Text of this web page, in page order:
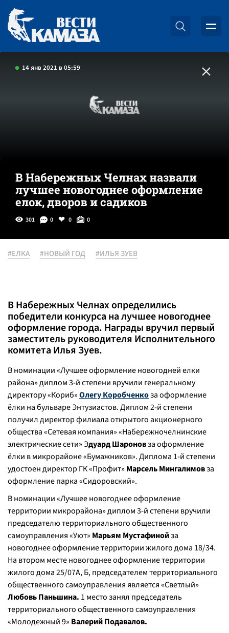
14 янв 2021 в 05:59
В Набережных Челнах назвали
лучшее новогоднее оформление
елок, дворов и садиков
301 0 0 0
#ЕЛКА #НОВЫЙ ГОД #ИЛЬЯ ЗУЕВ
В Набережных Челнах определились
победители конкурса на лучшее новогоднее
оформление города. Награды вручил первый
заместитель руководителя Исполнительного
комитета Илья Зуев.
В номинации «Лучшее оформление новогодней елки
района» диплом 3-й степени вручили генеральному
директору «Кориб»Олегу Коробченкоза оформление
ёлки на бульваре Энтузиастов. Диплом 2-й степени
получил директор филиала открытого акционерного
общества «Сетевая компания» «Набережночелнинские
электрические сети» Эдуард Шароновза оформление
ёлки в микрорайоне «Бумажников». Диплома 1-й степени
удостоен директор ГК «Профит» Марсель Мингалимовза
оформление парка «Сидоровский».
В номинации «Лучшее новогоднее оформление
территории микрорайона» диплом 3-й степени вручили
председателю территориального общественного
самоуправления «Уют» Марьям Мустафинойза
новогоднее оформление территории жилого дома 18/34.
На втором месте новогоднее оформление территории
жилого дома 25/07А, Б, председателем территориального
общественного самоуправления является «Светлый»
Любовь Паньшина. 1 место занял председатель
территориального общественного самоуправления
«Молодежный 9» Валерий Подавалов.